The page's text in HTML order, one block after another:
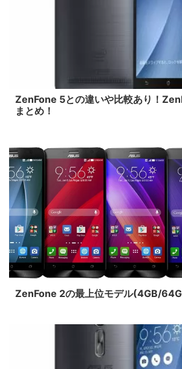
ZenFone 5との違いや比較あり！
まとめ！
ZenFone 2の最上位モデル(4GB/